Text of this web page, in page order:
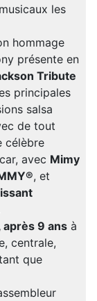
les
hommage
présente en
Tribute
principales
salsa
de tout
célèbre
avec Mimy
, et
après 9 ans à
centrale,
que